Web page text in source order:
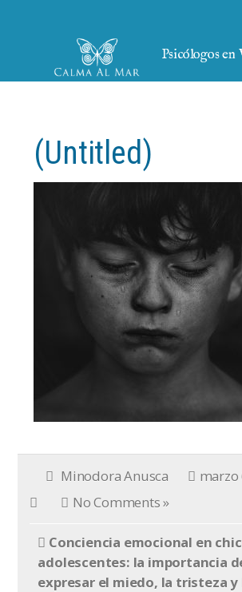
Psicólogos en
(Untitled)
Minodora Anusca
marzo
No Comments »
Conciencia emocional en
adolescentes: la importancia
expresar el miedo, la tristeza y